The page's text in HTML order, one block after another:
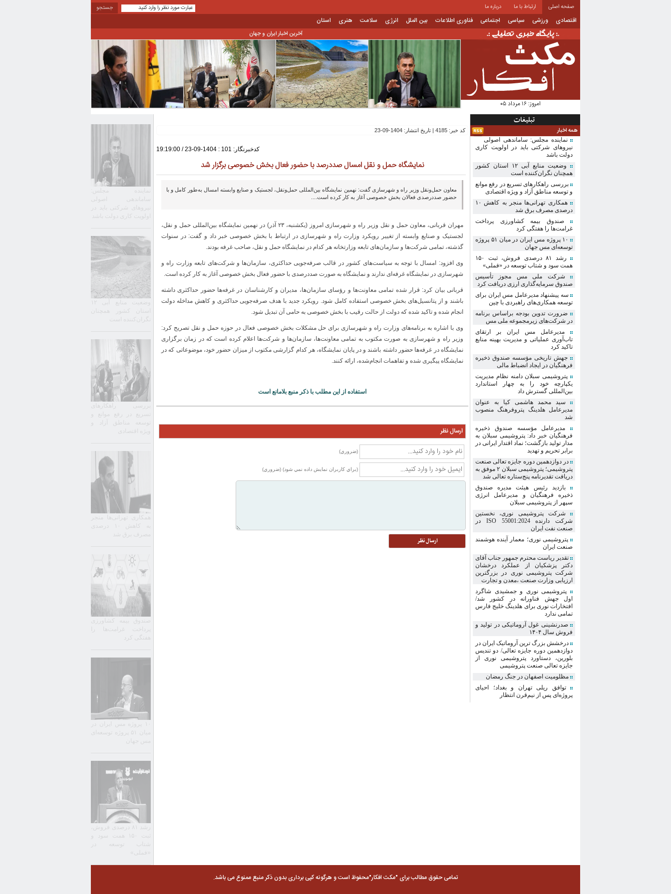
صفحه اصلی ارتباط با ما درباره ما
اقتصادی ورزشی سیاسی اجتماعی فناوری اطلاعات بین الملل انرژی سلامت هنری استان
امروز:
آخرین اخبار ایران و جهان
نماینده مجلس:
ساماندهی اصولی
نیروهای شرکتی باید در
اولویت کاری دولت باشد
وضعیت منابع آبی ۱۲
استان کشور همچنان
نگران‌کننده است
بررسی راهکارهای
تسریع در رفع موانع و
توسعه مناطق آزاد و
ویژه اقتصادی
همکاری تهرانی‌ها منجر
به کاهش ۱۰ درصدی
مصرف برق شد
صندوق بیمه کشاورزی
پرداخت غرامت‌ها را
هفتگی کرد
۱۰ پروژه مس ایران در
میان ۵۱ پروژه توسعه‌ای
مس جهان
رشد ۸۱ درصدی فروش،
ثبت ۱۵۰ همت سود و
شتاب توسعه در
«فملی»
کد خبر: 4185 | تاریخ انتشار: 1404-09-23
کدخبرنگار: 101 : 1404-09-23 / 19:19:00
نمایشگاه حمل و نقل امسال صددرصد با حضور فعال بخش خصوصی برگزار شد
معاون حمل‌ونقل وزیر راه و شهرسازی گفت: نهمین نمایشگاه بین‌المللی حمل‌ونقل، لجستیک و صنایع وابسته امسال به‌طور کامل و با
حضور صددرصدی فعالان بخش خصوصی آغاز به کار کرده است....
مهران قربانی، معاون حمل و نقل وزیر راه و شهرسازی امروز (یکشنبه، ۲۳ آذر) در نهمین نمایشگاه بین‌المللی حمل و نقل،
لجستیک و صنایع وابسته از تغییر رویکرد وزارت راه و شهرسازی در ارتباط با بخش خصوصی خبر داد و گفت: در سنوات
گذشته، تمامی شرکت‌ها و سازمان‌های تابعه وزارتخانه هر کدام در نمایشگاه حمل و نقل، صاحب غرفه بودند.
وی افزود: امسال با توجه به سیاست‌های کشور در قالب صرفه‌جویی حداکثری، سازمان‌ها و شرکت‌های تابعه وزارت راه و
شهرسازی در نمایشگاه غرفه‌ای ندارند و نمایشگاه به صورت صددرصدی با حضور فعال بخش خصوصی آغاز به کار کرده است.
قربانی بیان کرد: قرار شده تمامی معاونت‌ها و رؤسای سازمان‌ها، مدیران و کارشناسان در غرفه‌ها حضور حداکثری داشته
باشند و از پتانسیل‌های بخش خصوصی استفاده کامل شود. رویکرد جدید با هدف صرفه‌جویی حداکثری و کاهش مداخله دولت
انجام شده و تاکید شده که دولت از حالت رقیب با بخش خصوصی به حامی آن تبدیل شود.
وی با اشاره به برنامه‌های وزارت راه و شهرسازی برای حل مشکلات بخش خصوصی فعال در حوزه حمل و نقل تصریح کرد:
وزیر راه و شهرسازی به صورت مکتوب به تمامی معاونت‌ها، سازمان‌ها و شرکت‌ها اعلام کرده است که در زمان برگزاری
نمایشگاه در غرفه‌ها حضور داشته باشند و در پایان نمایشگاه، هر کدام گزارشی مکتوب از میزان حضور خود، موضوعاتی که در
نمایشگاه پیگیری شده و تفاهمات انجام‌شده، ارائه کنند.
استفاده از این مطلب با ذکر منبع بلامانع است
ارسال نظر
(ضروري)
(براي كاربران نمايش داده نمي شود) (ضروري)
تبلیغات
همه اخبار
نماینده مجلس: ساماندهی اصولی
نیروهای شرکتی باید در اولویت کاری
دولت باشد
وضعیت منابع آبی ۱۲ استان کشور
همچنان نگران‌کننده است
بررسی راهکارهای تسریع در رفع موانع
و توسعه مناطق آزاد و ویژه اقتصادی
همکاری تهرانی‌ها منجر به کاهش ۱۰
درصدی مصرف برق شد
صندوق بیمه کشاورزی پرداخت
غرامت‌ها را هفتگی کرد
۱۰ پروژه مس ایران در میان ۵۱ پروژه
توسعه‌ای مس جهان
رشد ۸۱ درصدی فروش، ثبت ۱۵۰
همت سود و شتاب توسعه در «فملی»
شرکت ملی مس مجوز تأسیس
صندوق سرمایه‌گذاری ارزی دریافت کرد
سه پیشنهاد مدیرعامل مس ایران برای
توسعه همکاری‌های راهبردی با چین
ضرورت تدوین بودجه براساس برنامه
در شرکت‌های زیرمجموعه ملی مس
مدیرعامل مس ایران بر ارتقای
تاب‌آوری عملیاتی و مدیریت بهینه منابع
تاکید کرد
جهش تاریخی مؤسسه صندوق ذخیره
فرهنگیان در ایجاد انضباط مالی
پتروشیمی سبلان دامنه نظام مدیریت
یکپارچه خود را به چهار استاندارد
بین‌المللی گسترش داد
سید محمد هاشمی کیا به عنوان
مدیرعامل هلدینگ پتروفرهنگ منصوب
شد
مدیرعامل مؤسسه صندوق ذخیره
فرهنگیان خبر داد: پتروشیمی سبلان به
مدار تولید بازگشت؛ نماد اقتدار ایرانی در
برابر تحریم و تهدید
در دوازدهمین دوره جایزه تعالی صنعت
پتروشیمی؛ پتروشیمی سبلان ۲ موفق به
دریافت تقدیرنامه پنج‌ستاره تعالی شد
بازدید رئیس هیئت مدیره صندوق
ذخیره فرهنگیان و مدیرعامل انرژی
سپهر از پتروشیمی سبلان
شرکت پتروشیمی نوری، نخستین
شرکت دارنده ISO 55001:2024 در
صنعت نفت ایران
پتروشیمی نوری؛ معمار آینده هوشمند
صنعت ایران
تقدیر ریاست محترم جمهور جناب آقای
دکتر پزشکیان از عملکرد درخشان
شرکت پتروشیمی نوری در بزرگترین
ارزیابی وزارت صنعت ،معدن و تجارت
پتروشیمی نوری و جمشیدی شاگرد
ا‌ول جهش فناورانه در کشور شد/
افتخارات نوری برای هلدینگ خلیج فارس
تمامی ندارد
صدرنشینی غول آروماتیکی در تولید و
فروش سال ۱۴۰۴
درخشش بزرگ ترین آروماتیک ایران در
دوازدهمین دوره جایزه تعالی/ دو تندیس
بلورین، دستاورد پتروشیمی نوری از
جایزه تعالی صنعت پتروشیمی
مظلومیت اصفهان در جنگ رمضان
توافق ریلی تهران و بغداد؛ احیای
پروژه‌ای پس از نیم‌قرن انتظار
تمامی حقوق مطالب برای "مکث افکار"محفوظ است و هرگونه کپی برداری بدون ذکر منبع ممنوع می باشد.